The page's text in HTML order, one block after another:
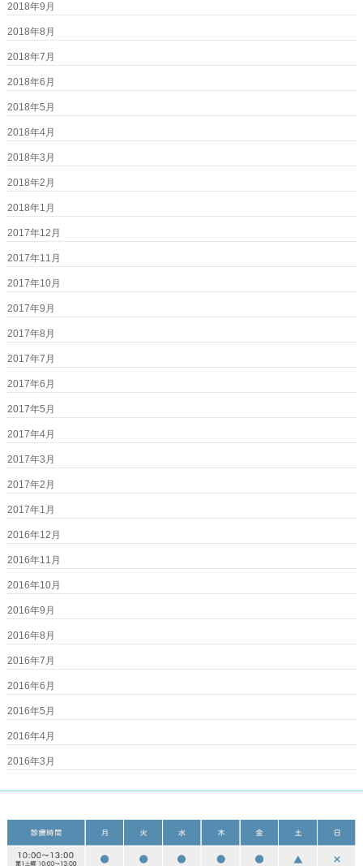
2018年9月
2018年8月
2018年7月
2018年6月
2018年5月
2018年4月
2018年3月
2018年2月
2018年1月
2017年12月
2017年11月
2017年10月
2017年9月
2017年8月
2017年7月
2017年6月
2017年5月
2017年4月
2017年3月
2017年2月
2017年1月
2016年12月
2016年11月
2016年10月
2016年9月
2016年8月
2016年7月
2016年6月
2016年5月
2016年4月
2016年3月